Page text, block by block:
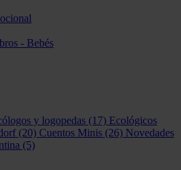
- Bebés
y logopedas (17) Ecológicos
(20) Cuentos Minis (26) Novedades
(5)